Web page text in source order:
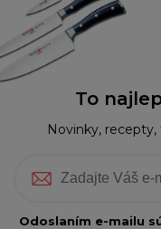
To
Novinky, recepty,
Odoslaním e-mailu